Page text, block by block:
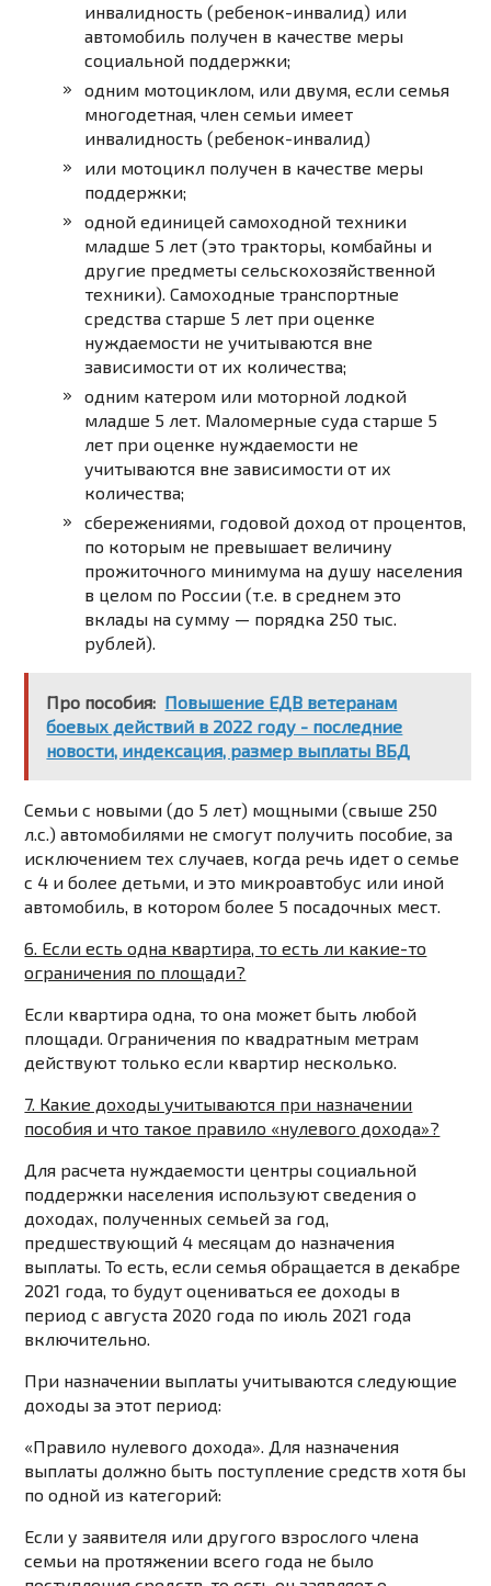
инвалидность (ребенок-инвалид) или
автомобиль получен в качестве меры
социальной поддержки;
одним мотоциклом, или двумя, если семья
многодетная, член семьи имеет
инвалидность (ребенок-инвалид)
или мотоцикл получен в качестве меры
поддержки;
одной единицей самоходной техники
младше 5 лет (это тракторы, комбайны и
другие предметы сельскохозяйственной
техники). Самоходные транспортные
средства старше 5 лет при оценке
нуждаемости не учитываются вне
зависимости от их количества;
одним катером или моторной лодкой
младше 5 лет. Маломерные суда старше 5
лет при оценке нуждаемости не
учитываются вне зависимости от их
количества;
сбережениями, годовой доход от процентов,
по которым не превышает величину
прожиточного минимума на душу населения
в целом по России (т.е. в среднем это
вклады на сумму — порядка 250 тыс.
рублей).
Про пособия: Повышение ЕДВ ветеранам
боевых действий в 2022 году - последние
новости, индексация, размер выплаты ВБД
Семьи с новыми (до 5 лет) мощными (свыше 250
л.с.) автомобилями не смогут получить пособие, за
исключением тех случаев, когда речь идет о семье
с 4 и более детьми, и это микроавтобус или иной
автомобиль, в котором более 5 посадочных мест.
6. Если есть одна квартира, то есть ли какие-то
ограничения по площади?
Если квартира одна, то она может быть любой
площади. Ограничения по квадратным метрам
действуют только если квартир несколько.
7. Какие доходы учитываются при назначении
пособия и что такое правило «нулевого дохода»?
Для расчета нуждаемости центры социальной
поддержки населения используют сведения о
доходах, полученных семьей за год,
предшествующий 4 месяцам до назначения
выплаты. То есть, если семья обращается в декабре
2021 года, то будут оцениваться ее доходы в
период с августа 2020 года по июль 2021 года
включительно.
При назначении выплаты учитываются следующие
доходы за этот период:
«Правило нулевого дохода». Для назначения
выплаты должно быть поступление средств хотя бы
по одной из категорий:
Если у заявителя или другого взрослого члена
семьи на протяжении всего года не было